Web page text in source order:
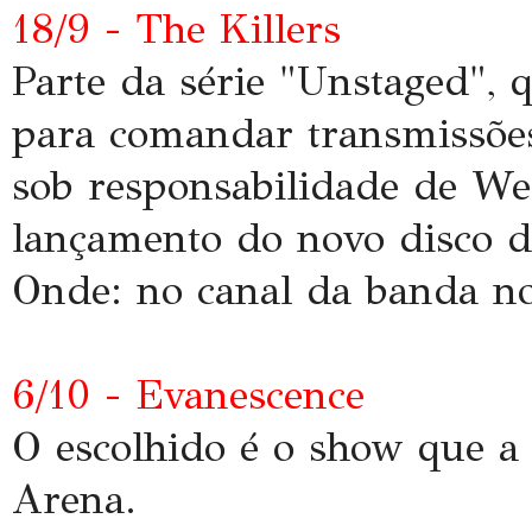
18/9 - The Killers
Parte da série "Unstaged",
para comandar
sob responsabilidade de
lançamento do novo disco
Onde: no canal da banda
6/10 - Evanescence
O escolhido é o show que
Arena.